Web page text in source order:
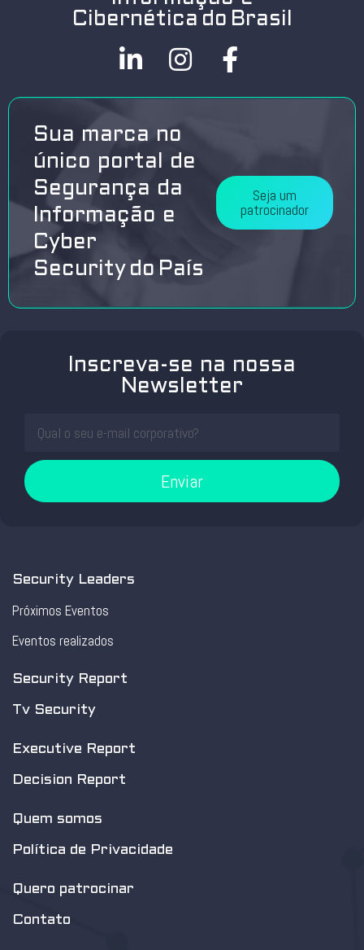
Cibernética do Brasil
Sua marca no
único portal de
Segurança da
Informação e
Cyber
Security do País
Seja um
patrocinador
Inscreva-se na nossa
Newsletter
Enviar
Security Leaders
Próximos Eventos
Eventos realizados
Security Report
Tv Security
Executive Report
Decision Report
Quem somos
Política de Privacidade
Quero patrocinar
Contato